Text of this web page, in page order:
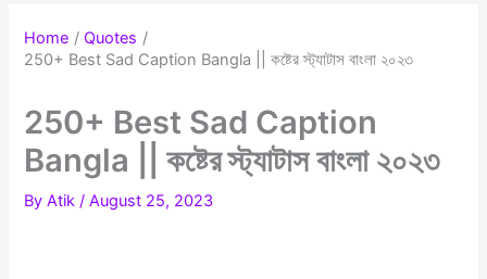
Home
Quotes
250+ Best Sad Caption Bangla || কষ্টের স্ট্যাটাস বাংলা ২০২৩
250+ Best Sad Caption
Bangla || কষ্টের স্ট্যাটাস বাংলা ২০২৩
ByAtik/August 25, 2023